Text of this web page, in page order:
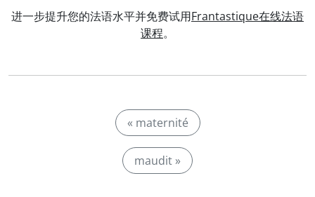
进一步提升您的法语水平并免费试用Frantastique在线法语
课程。
« maternité
maudit »